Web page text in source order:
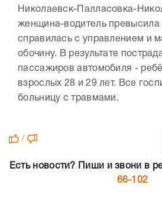
Николаевск-Палласовка-
женщина-водитель превысила
справилась с управлением и
обочину. В результате
пассажиров автомобиля -
взрослых 28 и 29 лет. Все
больницу с травмами.
/
Есть новости? Пиши и звони в
66-102